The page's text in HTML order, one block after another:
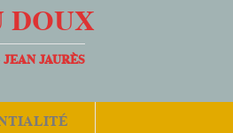
DOUX
JAURÈS